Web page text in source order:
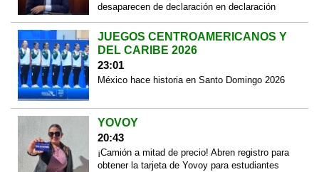
desaparecen de declaración en declaración
JUEGOS CENTROAMERICANOS Y
DEL CARIBE 2026
23:01
México hace historia en Santo Domingo 2026
YOVOY
20:43
¡Camión a mitad de precio! Abren registro para
obtener la tarjeta de Yovoy para estudiantes